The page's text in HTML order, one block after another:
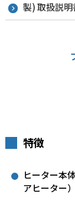
製) 取扱説明
特徴
ヒーター本
アヒーター